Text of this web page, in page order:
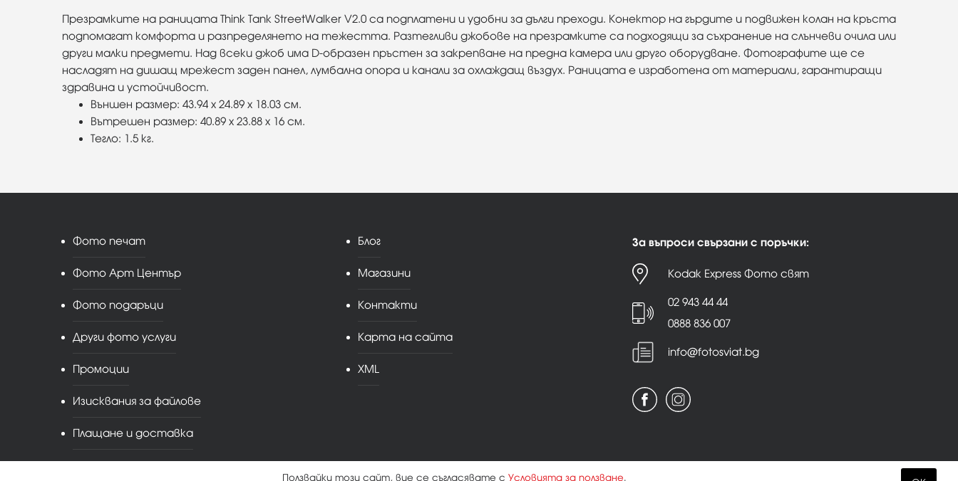
Презрамките на раницата Think Tank StreetWalker V2.0 са подплатени и удобни за дълги преходи. Конектор на гърдите и подвижен колан на кръста
подпомагат комфорта и разпределянето на тежестта. Разтегливи джобове на презрамките са подходящи за съхранение на слънчеви очила или
други малки предмети. Над всеки джоб има D-образен пръстен за закрепване на предна камера или друго оборудване. Фотографите ще се
насладят на дишащ мрежест заден панел, лумбална опора и канали за охлаждащ въздух. Раницата е изработена от материали, гарантиращи
здравина и устойчивост.
Външен размер: 43.94 x 24.89 x 18.03 см.
Вътрешен размер: 40.89 x 23.88 x 16 см.
Тегло: 1.5 кг.
Фото печат
Фото Арт Център
Фото подаръци
Други фото услуги
Промоции
Изисквания за файлове
Плащане и доставка
Блог
Магазини
Контакти
Карта на сайта
XML
За въпроси свързани с поръчки:
Kodak Express Фото свят
02 943 44 44
0888 836 007
info@fotosviat.bg
Ползвайки този сайт, вие се съгласявате с Условията за ползване.